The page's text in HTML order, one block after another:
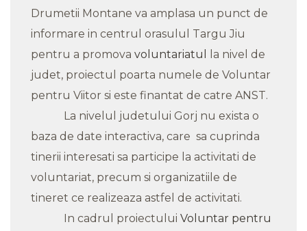
Drumetii Montane va amplasa un punct de
informare in centrul orasulul Targu Jiu
pentru a promova voluntariatul
la nivel de
judet, proiectul poarta numele de Voluntar
pentru Viitor si este finantat de catre ANST.
La nivelul judetului Gorj nu exista o
baza de date interactiva, care sa cuprinda
tinerii interesati sa participe la activitati de
voluntariat, precum si organizatiile de
tineret ce realizeaza astfel de activitati.
In cadrul proiectului Voluntar pentru